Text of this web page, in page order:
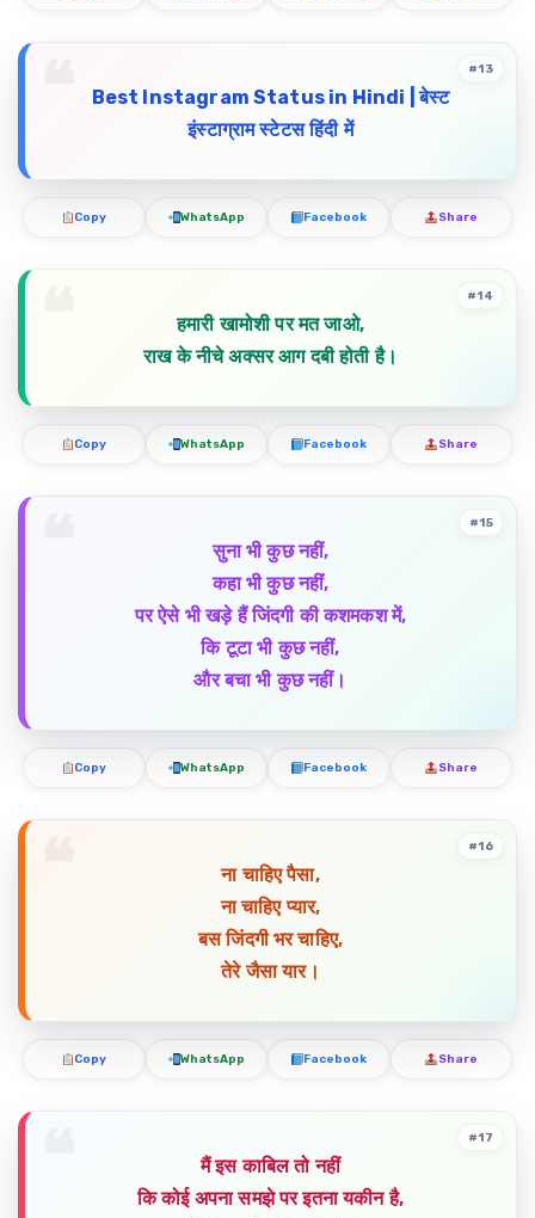
Best Instagram Status in Hindi |बेस्ट
इंस्टाग्राम स्टेटस हिंदी में
#13
Copy WhatsApp Facebook Share
हमारी खामोशी पर मत जाओ,
राख के नीचे अक्सर आग दबी होती है।
#14
Copy WhatsApp Facebook Share
सुना भी कुछ नहीं,
कहा भी कुछ नहीं,
पर ऐसे भी खड़े हैं जिंदगी की कशमकश में,
कि टूटा भी कुछ नहीं,
और बचा भी कुछ नहीं।
#15
Copy WhatsApp Facebook Share
ना चाहिए पैसा,
ना चाहिए प्यार,
बस जिंदगी भर चाहिए,
तेरे जैसा यार।
#16
Copy WhatsApp Facebook Share
मैं इस काबिल तो नहीं
कि कोई अपना समझे पर इतना यकीन है,
#17